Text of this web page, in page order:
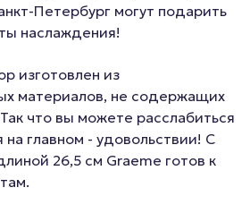
Петербург могут подарить
наслаждения!
изготовлен из
материалов, не содержащих
что вы можете расслабиться
главном - удовольствии! С
26,5 см Graeme готов к